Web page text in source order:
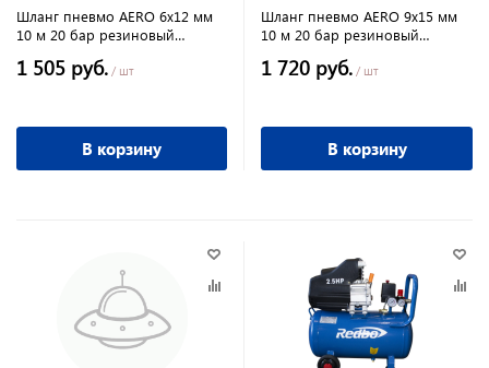
Шланг пневмо AERO 6х12 мм
10 м 20 бар резиновый
1 505 руб. / шт
В корзину
Шланг пневмо AERO 9х15 мм
10 м 20 бар резиновый
1 720 руб. / шт
В корзину